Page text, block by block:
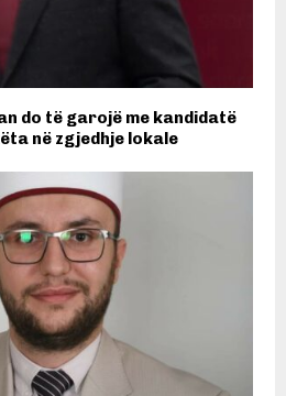
do të garojë me kandidatë
në zgjedhje lokale